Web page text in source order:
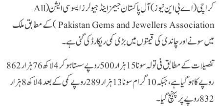
کراچی (اے بی این نیوز)آل پاکستان جیمز اینڈ جیولرز ایسوسی ایشن( All
Pakistan Gems and Jewellers Association )کے مطابق ملک
میں سونے اور چاندی کی قیمتوں میں بڑی کمی ریکارڈ کی گئی ہے۔
تفصیلات کے مطابق فی تولہ سونا 15 ہزار 500 روپے سستا ہو کر 4 لاکھ 76 ہزار 862
روپے کا ہو گیا ہے، جبکہ 10 گرام سونا 13 ہزار 289 روپے کمی کے بعد 4 لاکھ 8 ہزار
832 روپے پر پہنچ گیا۔